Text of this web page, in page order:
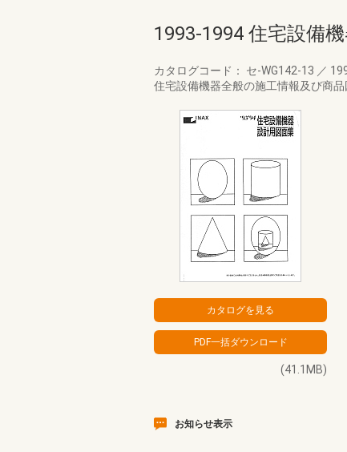
1993-1994 住宅設備
カタログコード： セ-WG142-13 ／
住宅設備機器全般の施工情報及び商品
(41.1MB)
お知らせ表示